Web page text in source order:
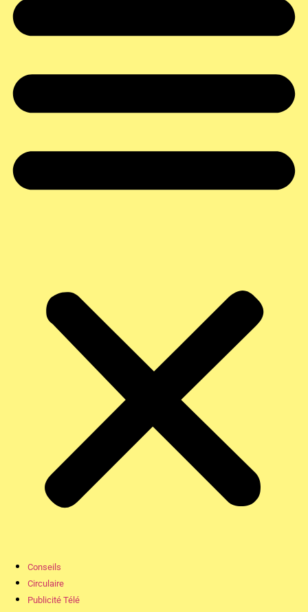
Conseils
Circulaire
Publicité Télé